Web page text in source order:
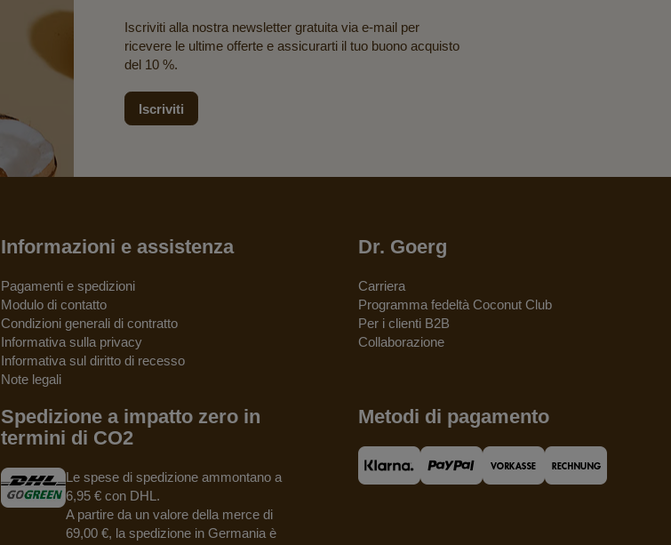
Iscriviti alla nostra newsletter gratuita via e-mail per
ricevere le ultime offerte e assicurarti il tuo buono acquisto
del 10 %.
Iscriviti
Informazioni e assistenza
Pagamenti e spedizioni
Modulo di contatto
Condizioni generali di contratto
Informativa sulla privacy
Informativa sul diritto di recesso
Note legali
Dr. Goerg
Carriera
Programma fedeltà Coconut Club
Per i clienti B2B
Collaborazione
Spedizione a impatto zero in
termini di CO2
Le spese di spedizione ammontano a
6,95 € con DHL.
A partire da un valore della merce di
69,00 €, la spedizione in Germania è
Metodi di pagamento